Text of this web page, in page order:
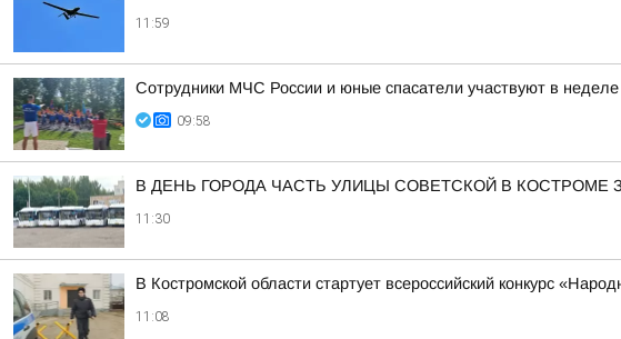
11:59
Сотрудники МЧС России и юные спасатели участвуют в
09:58
В ДЕНЬ ГОРОДА ЧАСТЬ УЛИЦЫ СОВЕТСКОЙ В КОСТРОМЕ
11:30
В Костромской области стартует всероссийский конкурс
11:08